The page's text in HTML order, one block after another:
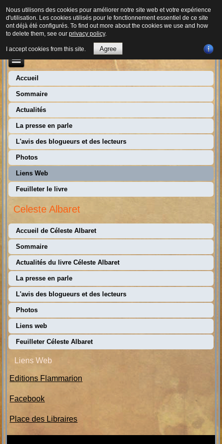
Accueil
Sommaire
Actualités
La presse en parle
L'avis des blogueurs et des lecteurs
Photos
Liens Web
Feuilleter le livre
Celeste Albaret
Accueil de Céleste Albaret
Sommaire
Actualités du livre Céleste Albaret
La presse en parle
L'avis des blogueurs et des lecteurs
Photos
Liens web
Feuilleter Céleste Albaret
Liens Web
Editions Flammarion
Facebook
Place des Libraires
Nous utilisons des cookies pour améliorer notre site web et votre expérience
d'utilisation. Les cookies utilisés pour le fonctionnement essentiel de ce site
ont déjà été configurés. To find out more about the cookies we use and how
to delete them, see our privacy policy.
I accept cookies from this site. Agree